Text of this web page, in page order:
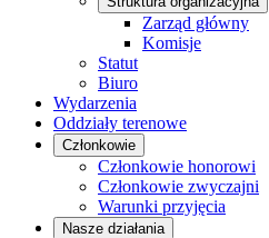
Zarząd główny
Komisje
Statut
Biuro
Wydarzenia
Oddziały terenowe
Członkowie
Członkowie honorowi
Członkowie zwyczajni
Warunki przyjęcia
Nasze działania